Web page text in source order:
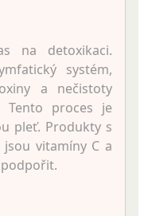
na detoxikaci.
systém,
a nečistoty
Tento proces je
pleť. Produkty s
vitamíny C a